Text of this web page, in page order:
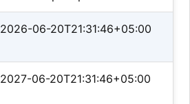
2026-06-20T21:31:46+05:00
2027-06-20T21:31:46+05:00